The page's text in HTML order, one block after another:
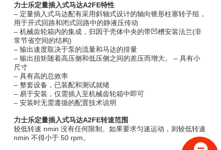
力士乐定量插入式马达A2FE特性
– 定量插入式马达配有采用斜轴式设计的轴向锥形柱塞转子组，
用于开式回路和闭式回路中的静液压传动
– 机械齿轮箱内的集成，归因于壳体中央的带凹槽安装法兰(非
常节省空间的结构)
– 输出速度取决于泵的流量和马达的排量
– 输出扭矩随着高压侧和低压侧之间的差压而增大。 – 具有小
尺寸
– 具有高的总效率
– 整套设备，已装配和测试就绪
– 易于安装，仅需插入至机械齿轮箱中即可
– 安装时无需遵循的配置技术说明
力士乐定量插入式马达A2FE转速范围
较低转速 nmin 没有任何限制。如果要求匀速运动，则较低转速
nmin 不得小于 50 rpm。